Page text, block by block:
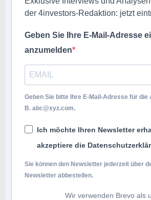
der 4investors-Redaktion: jetzt
Geben Sie Ihre E-Mail-Adresse
anzumelden
Geben Sie bitte Ihre E-Mail-Adresse für die
B. abc@xyz.com.
Ich möchte Ihren Newsletter
akzeptiere die
Sie können den Newsletter jederzeit über
Newsletter abbestellen.
Wir verwenden Brevo als